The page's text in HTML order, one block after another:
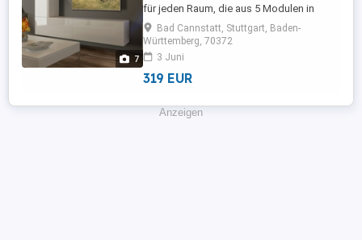
7
für jeden Raum, die aus 5 Modulen in
Weiß, Schwarz Hochglanz und
Ausführungen besteht, die Ihnen
ermöglichen, eine Zusammensetzung
anzupassen. Preis ist ohne Beleuchtung
Beleuchtung ...
Bad Cannstatt, Stuttgart, Baden-
Württemberg, 70372
3 Juni
319 EUR
Anzeigen